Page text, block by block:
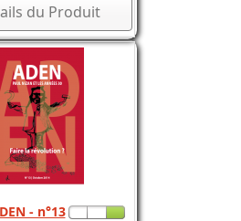
du Produit
- n°13